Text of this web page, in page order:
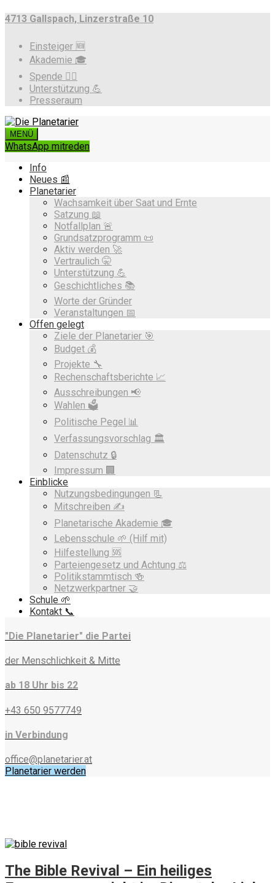
4713 Gallspach, Linzerstraße 10
Einsteiger 🆕
Akademie 🎓
Spende ❤️‍🔥
Unterstützung 💪
Presseraum
MENÜ
WhatsApp mitreden
Info
Neues 📰
Planetarier
Wachsamkeit über Saat und Ernte
Satzung 📖
Notfallplan 🚨
Grundsatzprogramm 📜
Aktiv werden 🚀
Vertraulich 🤫
Unterstützung 💪
Geschichtliches 📚
Worte der Gründer
Veranstaltungen 📅
Offen gelegt
Ziele der Planetarier 🎯
Budget 💰
Projekte 🔧
Rechenschaftsberichte 📈
Ausschreibungen 📢
Wahlen 🗳️
Politische Pegel 📊
Verfassungsvorschlag 🏛️
Datenschutz 🔒
Impressum 🏢
Einblicke
Nutzungsbedingungen 📃
Mitschreiben ✍️
Planetarische Akademie 🎓
Lebensschule 🌱 (Hilf mit)
Hilfestellung 🆘
Parteiengesetz und Achtung ⚖️
Politikstammtisch 🍻
Netzwerkpartner 🤝
Schule 🌱
Kontakt 📞
"Die Planetarier" die Partei
der Menschlichkeit & Mitte
ab 18 Uhr bis 22
+43 650 9577749
in Verbindung
office@planetarier.at
Planetarier werden
The Bible Revival – Ein heiliges